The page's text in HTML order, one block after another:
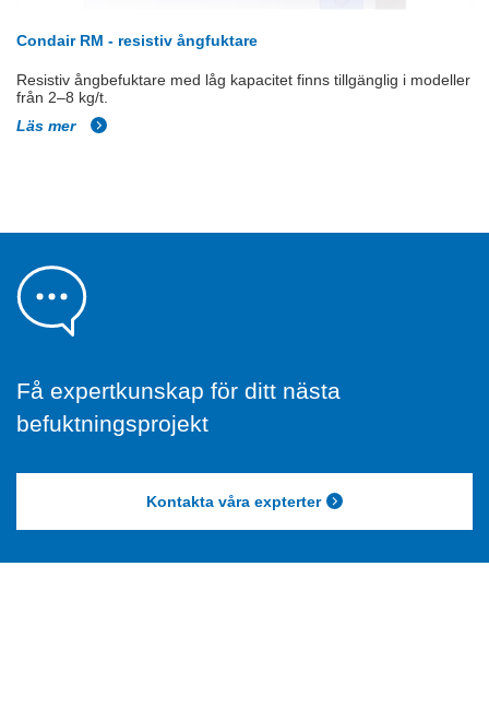
Condair RM - resistiv ångfuktare
Resistiv ångbefuktare med låg kapacitet finns tillgänglig i modeller
från 2–8 kg/t.
Läs mer
Få expertkunskap för ditt nästa
befuktningsprojekt
Kontakta våra expterter